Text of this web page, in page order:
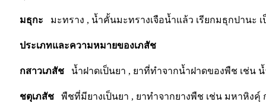
มธุกะ มะทราง , น้ำคั้นมะทรางเจือน้ำแล้ว เรียกมธุกปานะ
ประเภทและความหมายของเภสัช
กสาวเภสัช น้ำฝาดเป็นยา , ยาที่ทำจากน้ำฝาดของพืช เช่น
ชตุเภสัช พืชที่มียางเป็นยา , ยาทำจากยางพืช เช่น มหาหิงคุ์